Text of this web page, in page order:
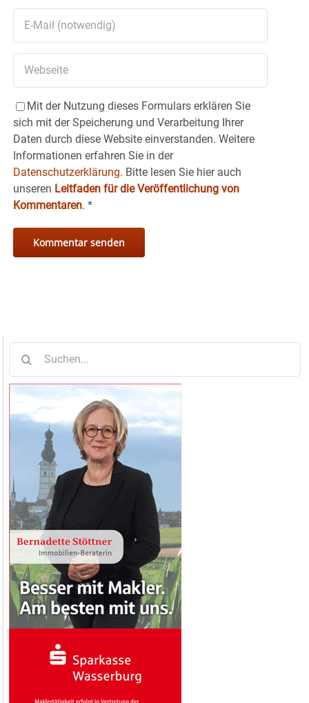
Mit der Nutzung dieses Formulars erklären Sie
sich mit der Speicherung und Verarbeitung Ihrer
Daten durch diese Website einverstanden. Weitere
Informationen erfahren Sie in der
Datenschutzerklärung. Bitte lesen Sie hier auch
unseren Leitfaden für die Veröffentlichung von
Kommentaren. *
nach: